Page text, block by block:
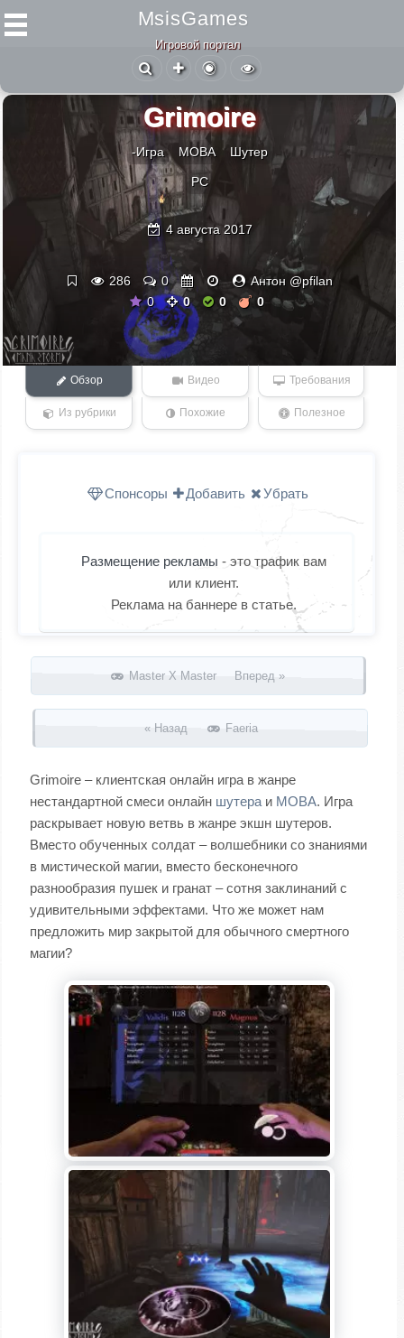
MsisGames
Игровой портал
Grimoire
-Игра MOBA Шутер
PC
4 августа 2017
286 0
Антон @pfilan
0
0 0 0
Обзор Видео Требования
Из рубрики Похожие Полезное
Спонсоры Добавить Убрать
Размещение рекламы - это трафик вам
или клиент.
Реклама на баннере в статье.
Запись навигация
Master X Master Вперед »
« Назад Faeria
Grimoire – клиентская онлайн игра в жанре
нестандартной смеси онлайн шутера и MOBA. Игра
раскрывает новую ветвь в жанре экшн шутеров.
Вместо обученных солдат – волшебники со знаниями
в мистической магии, вместо бесконечного
разнообразия пушек и гранат – сотня заклинаний с
удивительными эффектами. Что же может нам
предложить мир закрытой для обычного смертного
магии?